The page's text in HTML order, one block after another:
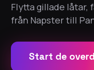
Flytta gillade låtar,
från Napster till
Start de